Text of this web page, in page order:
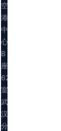
空
港
中
心
B
座
623
室
武
汉
分